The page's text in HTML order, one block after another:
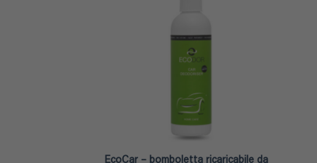
EcoCar – bomboletta ricaricabile da